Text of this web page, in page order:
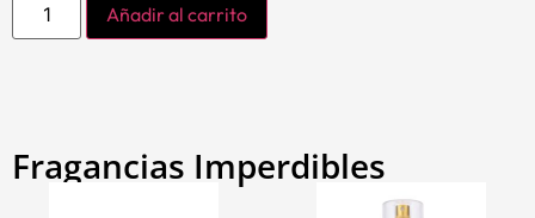
Añadir al carrito
Fragancias Imperdibles